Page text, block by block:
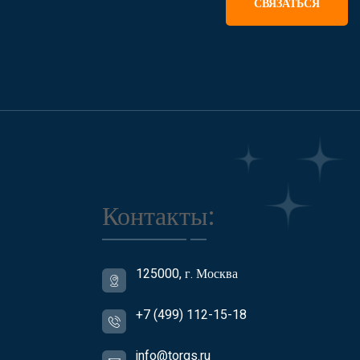
Контакты:
125000, г. Москва
+7 (499) 112-15-18
info@torgs.ru